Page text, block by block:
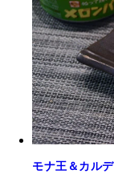
モナ王＆カル